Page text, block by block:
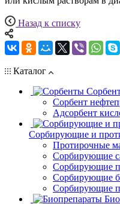
Назад к списку
Каталог
Сорбент
Адсорбент
Сорбирующие и
Протирочные
Сорбирующие
Сорбирующие
Сорбирующие
Сорбирующие